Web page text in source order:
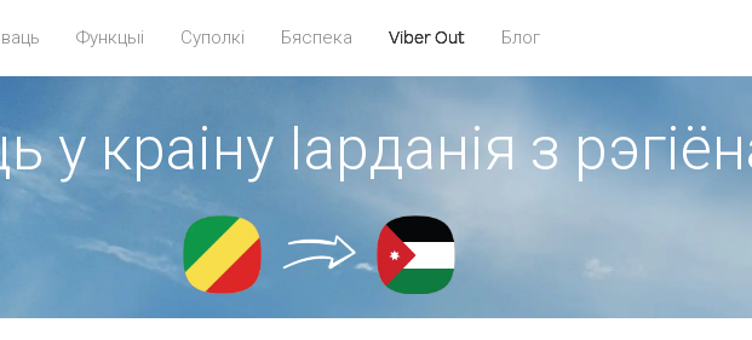
Функцыі Суполкі Бяспека Viber Out Блог
у краіну Іарданія з